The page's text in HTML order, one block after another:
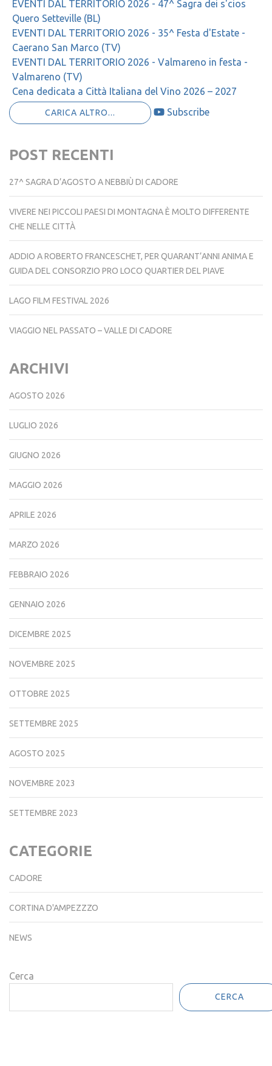
EVENTI DAL TERRITORIO 2026 - 47^ Sagra dei s'cios
Quero Setteville (BL)
EVENTI DAL TERRITORIO 2026 - 35^ Festa d'Estate -
Caerano San Marco (TV)
EVENTI DAL TERRITORIO 2026 - Valmareno in festa -
Valmareno (TV)
Cena dedicata a Città Italiana del Vino 2026 – 2027
CARICA ALTRO... Subscribe
POST RECENTI
27^ SAGRA D’AGOSTO A NEBBIÙ DI CADORE
VIVERE NEI PICCOLI PAESI DI MONTAGNA È MOLTO DIFFERENTE
CHE NELLE CITTÀ
ADDIO A ROBERTO FRANCESCHET, PER QUARANT’ANNI ANIMA E
GUIDA DEL CONSORZIO PRO LOCO QUARTIER DEL PIAVE
LAGO FILM FESTIVAL 2026
VIAGGIO NEL PASSATO – VALLE DI CADORE
ARCHIVI
AGOSTO 2026
LUGLIO 2026
GIUGNO 2026
MAGGIO 2026
APRILE 2026
MARZO 2026
FEBBRAIO 2026
GENNAIO 2026
DICEMBRE 2025
NOVEMBRE 2025
OTTOBRE 2025
SETTEMBRE 2025
AGOSTO 2025
NOVEMBRE 2023
SETTEMBRE 2023
CATEGORIE
CADORE
CORTINA D'AMPEZZZO
NEWS
Cerca
CERCA